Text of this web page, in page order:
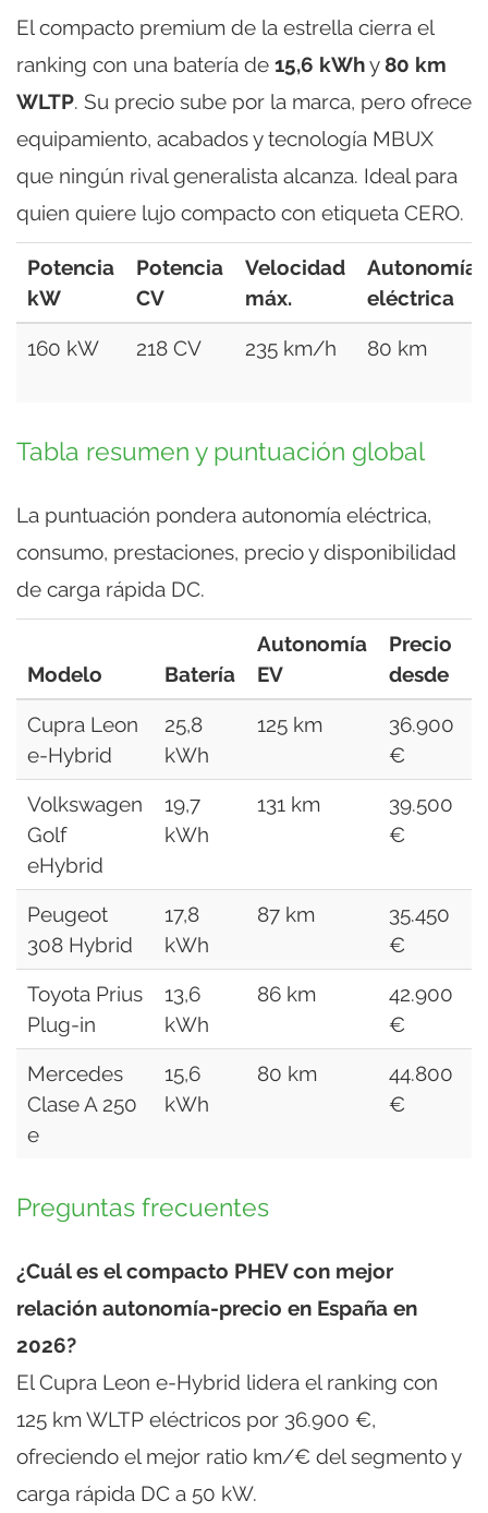
El compacto premium de la estrella cierra el
ranking con una batería de 15,6 kWhy80 km
WLTP. Su precio sube por la marca, pero ofrece
equipamiento, acabados y tecnología MBUX
que ningún rival generalista alcanza. Ideal para
quien quiere lujo compacto con etiqueta CERO.
Potencia
kW
Potencia
CV
Velocidad
máx.
Autonomía
eléctrica
160 kW 218 CV 235 km/h 80 km
Tabla resumen y puntuación global
La puntuación pondera autonomía eléctrica,
consumo, prestaciones, precio y disponibilidad
de carga rápida DC.
Modelo Batería
Autonomía
EV
Precio
desde
Cupra Leon
e-Hybrid
25,8
kWh
125 km
36.900
€
Volkswagen
Golf
eHybrid
19,7
kWh
131 km
39.500
€
Peugeot
308 Hybrid
17,8
kWh
87 km
35.450
€
Toyota Prius
Plug-in
13,6
kWh
86 km
42.900
€
Mercedes
Clase A 250
e
15,6
kWh
80 km
44.800
€
Preguntas frecuentes
¿Cuál es el compacto PHEV con mejor
relación autonomía-precio en España en
2026?
El Cupra Leon e-Hybrid lidera el ranking con
125 km WLTP eléctricos por 36.900 €,
ofreciendo el mejor ratio km/€ del segmento y
carga rápida DC a 50 kW.